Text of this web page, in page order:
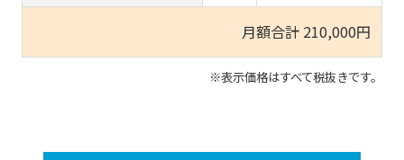
月額合計 210,000円
※表示価格はすべて税抜きです。